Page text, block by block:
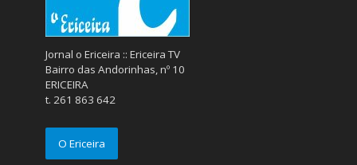
Jornal o Ericeira :: Ericeira TV
Bairro das Andorinhas, nº 10
ERICEIRA
t. 261 863 642
O Ericeira